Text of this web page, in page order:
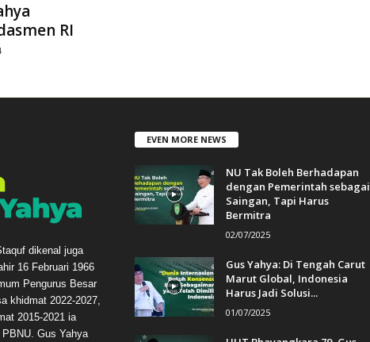
RI
dikenal juga
16 Februari 1966
Pengurus Besar
khidmat 2022-2027,
2015-2021 ia
Gus Yahya
EVEN MORE NEWS
NU Tak Boleh Berhadapan
dengan Pemerintah sebagai
Saingan, Tapi Harus
Bermitra
02/07/2025
Gus Yahya: Di Tengah Carut
Marut Global, Indonesia
Harus Jadi Solusi...
01/07/2025